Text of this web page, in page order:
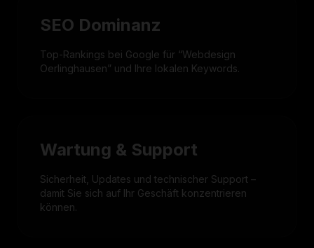
SEO Dominanz
Top-Rankings bei Google für “Webdesign
Oerlinghausen” und Ihre lokalen Keywords.
Wartung & Support
Sicherheit, Updates und technischer Support –
damit Sie sich auf Ihr Geschäft konzentrieren
können.